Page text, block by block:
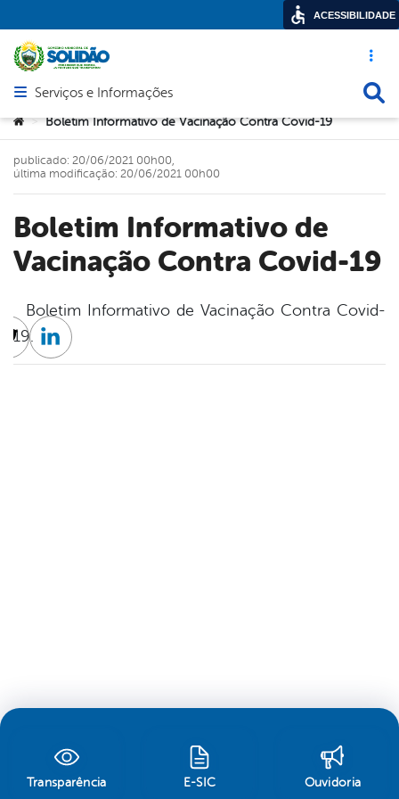
Acesso
Abrir menu principal de navegação
Serviços e Informações
Você está aqui:
> Boletim Informativo de Vacinação Contra Covid-19
Boletim Informativo de
Vacinação Contra Covid-19
publicado: 20/06/2021 00h00,
última modificação: 20/06/2021 00h00
Boletim Informativo de Vacinação Contra Covid-
19.
Twitter
Linkedin
Transparência E-SIC Ouvidoria
ACESSIBILIDADE